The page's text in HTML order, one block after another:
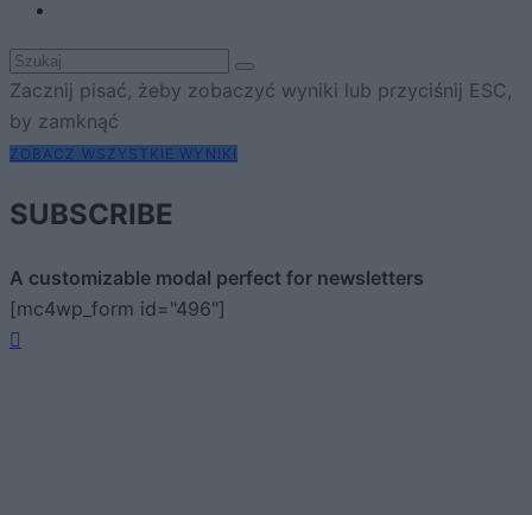
Zacznij pisać, żeby zobaczyć wyniki lub przyciśnij ESC,
by zamknąć
ZOBACZ WSZYSTKIE WYNIKI
SUBSCRIBE
A customizable modal perfect for newsletters
[mc4wp_form id="496"]